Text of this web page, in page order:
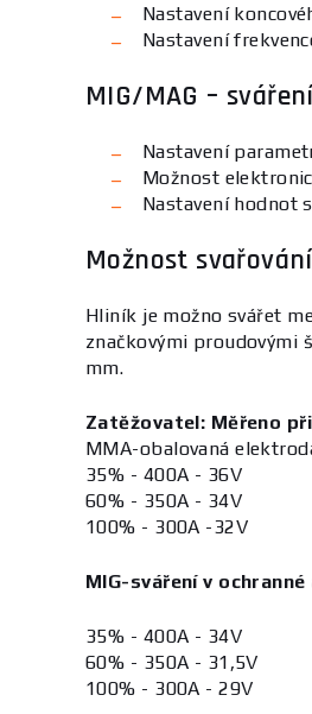
Nastavení
Nastavení
MIG/MAG –
Nastavení
Možnost
Nastavení hodnot
Možnost
Hliník je možno svářet
značkovými proudovými
mm.
Zatěžovatel: Měřeno při
MMA-obalovaná
35% - 400A - 36V
60% - 350A - 34V
100% - 300A -32V
MIG-sváření v
35% - 400A - 34V
60% - 350A - 31,5V
100% - 300A - 29V